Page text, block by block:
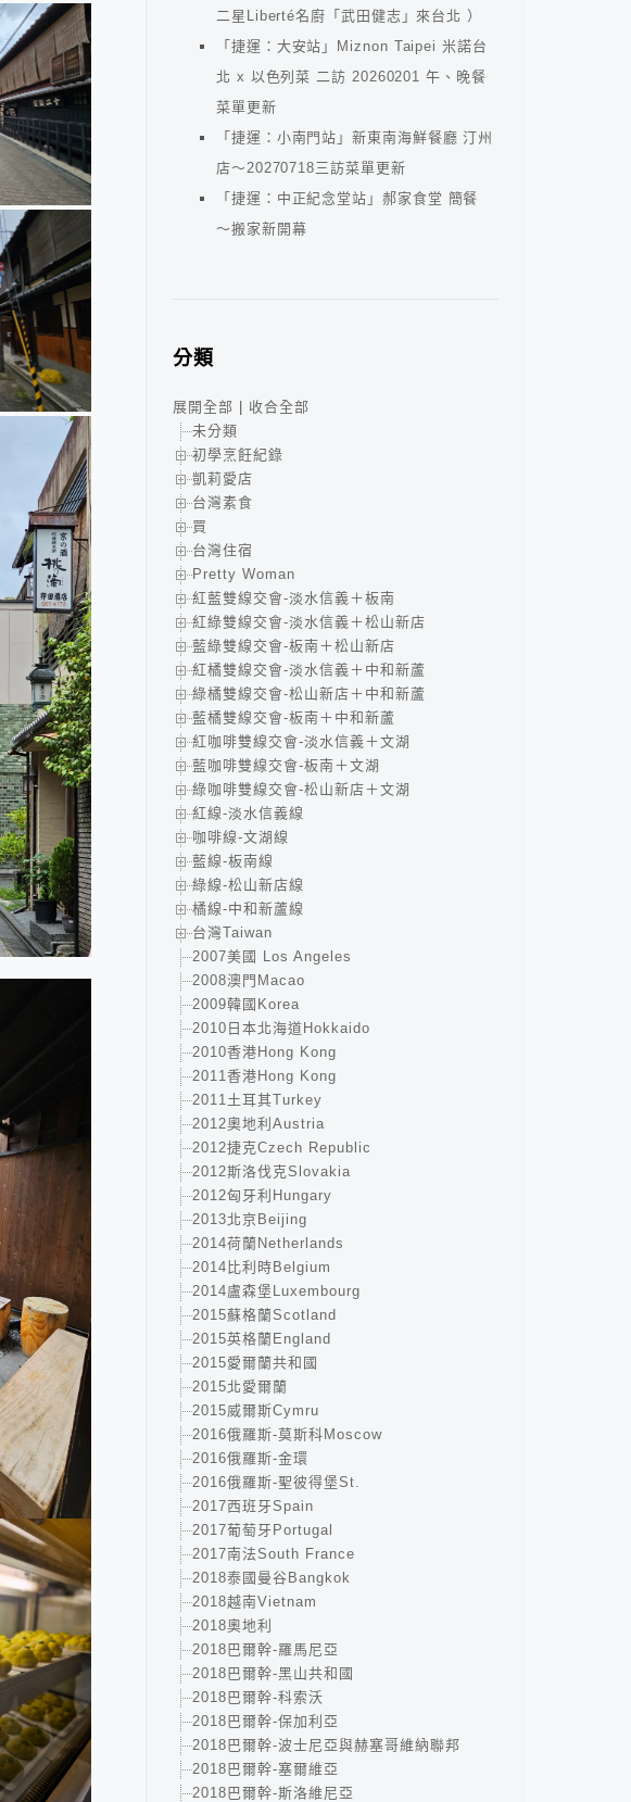
二星Liberté名廚「武田健志」來台北 ）
「捷運：大安站」Miznon Taipei 米諾台
北 x 以色列菜 二訪 20260201 午、晚餐
菜單更新
「捷運：小南門站」新東南海鮮餐廳 汀州
店～20270718三訪菜單更新
「捷運：中正紀念堂站」郝家食堂 簡餐
～搬家新開幕
分類
展開全部
收合全部
未分類
初學烹飪紀錄
凱莉愛店
台灣素食
買
台灣住宿
Pretty Woman
紅藍雙線交會-淡水信義＋板南
紅綠雙線交會-淡水信義＋松山新店
藍綠雙線交會-板南＋松山新店
紅橘雙線交會-淡水信義＋中和新蘆
綠橘雙線交會-松山新店＋中和新蘆
藍橘雙線交會-板南＋中和新蘆
紅咖啡雙線交會-淡水信義＋文湖
藍咖啡雙線交會-板南＋文湖
綠咖啡雙線交會-松山新店＋文湖
紅線-淡水信義線
咖啡線-文湖線
藍線-板南線
綠線-松山新店線
橘線-中和新蘆線
台灣Taiwan
2007美國 Los Angeles
2008澳門Macao
2009韓國Korea
2010日本北海道Hokkaido
2010香港Hong Kong
2011香港Hong Kong
2011土耳其Turkey
2012奧地利Austria
2012捷克Czech Republic
2012斯洛伐克Slovakia
2012匈牙利Hungary
2013北京Beijing
2014荷蘭Netherlands
2014比利時Belgium
2014盧森堡Luxembourg
2015蘇格蘭Scotland
2015英格蘭England
2015愛爾蘭共和國
2015北愛爾蘭
2015威爾斯Cymru
2016俄羅斯-莫斯科Moscow
2016俄羅斯-金環
2016俄羅斯-聖彼得堡St.
2017西班牙Spain
2017葡萄牙Portugal
2017南法South France
2018泰國曼谷Bangkok
2018越南Vietnam
2018奧地利
2018巴爾幹-羅馬尼亞
2018巴爾幹-黑山共和國
2018巴爾幹-科索沃
2018巴爾幹-保加利亞
2018巴爾幹-波士尼亞與赫塞哥維納聯邦
2018巴爾幹-塞爾維亞
2018巴爾幹-斯洛維尼亞